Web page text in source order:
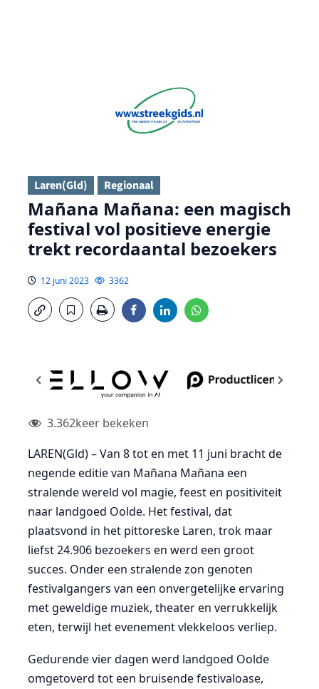
Laren(Gld) Regionaal
Mañana Mañana: een magisch
festival vol positieve energie
trekt recordaantal bezoekers
12 juni 2023 3362
3.362keer bekeken
LAREN(Gld) – Van 8 tot en met 11 juni bracht de
negende editie van Mañana Mañana een
stralende wereld vol magie, feest en positiviteit
naar landgoed Oolde. Het festival, dat
plaatsvond in het pittoreske Laren, trok maar
liefst 24.906 bezoekers en werd een groot
succes. Onder een stralende zon genoten
festivalgangers van een onvergetelijke ervaring
met geweldige muziek, theater en verrukkelijk
eten, terwijl het evenement vlekkeloos verliep.
Gedurende vier dagen werd landgoed Oolde
omgetoverd tot een bruisende festivaloase,